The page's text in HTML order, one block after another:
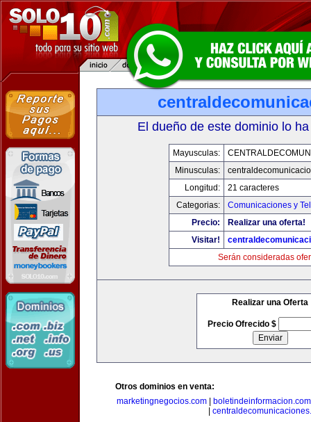
El dueño de este dominio lo
Mayusculas:
Minusculas:
Longitud:
21 caracteres
Categorias:
Comunicaciones y
Precio:
Realizar una oferta!
Visitar!
Serán consideradas
Realizar una Oferta
Precio Ofrecido $
Otros dominios en venta:
marketingnegocios.com
boletindeinformacion.com